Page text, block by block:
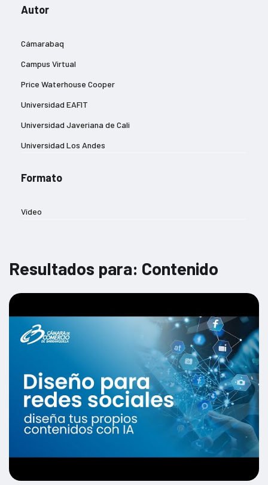
Eficiencia energética y reducción de la huella de carbono
Gestión de riesgos empresariales
Gestión eficiente de inventarios
Herramientas digitales para la productividad
Impacto social y corporativo
Marketing Digital
Normativas y regulaciones de comercio exterior
Opciones de financiamiento para empresas
Preparación para la búsqueda de inversores
Protección de datos y privacidad
Seguridad cibernética para no especialistas
Sostenibilidad y normativas ambientales
Técnicas de venta y negociación
Autor
Cámarabaq
Campus Virtual
Price Waterhouse Cooper
Universidad EAFIT
Universidad Javeriana de Cali
Universidad Los Andes
Formato
Vídeo
Resultados para: Contenido